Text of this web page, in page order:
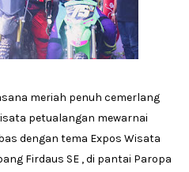
meriah penuh cemerlang
petualangan mewarnai
dengan tema Expos Wisata
Firdaus SE , di pantai Paropa